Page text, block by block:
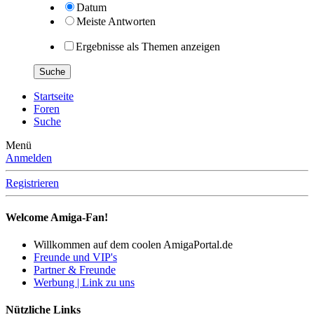
Datum
Meiste Antworten
Ergebnisse als Themen anzeigen
Suche
Startseite
Foren
Suche
Menü
Anmelden
Registrieren
Welcome Amiga-Fan!
Willkommen auf dem coolen AmigaPortal.de
Freunde und VIP's
Partner & Freunde
Werbung | Link zu uns
Nützliche Links